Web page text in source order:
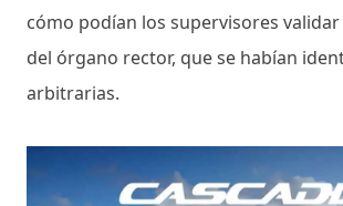
cómo podían los supervisores validar
del órgano rector, que se habían
arbitrarias.